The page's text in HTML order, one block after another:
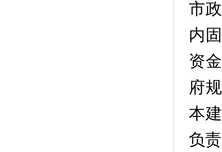
市
内
资
府
本
负